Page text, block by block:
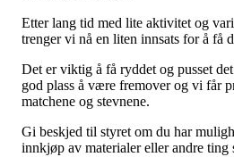
Etter lang tid med lite aktivitet og
trenger vi nå en liten innsats for å få
Det er viktig å få ryddet og pusset
god plass å være fremover og vi får
matchene og stevnene.
Gi beskjed til styret om du har
innkjøp av materialer eller andre ting